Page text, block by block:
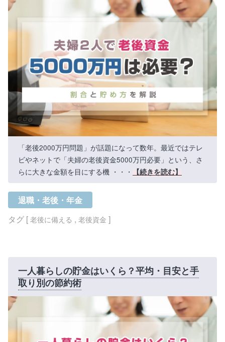
「老後2000万円問題」が話題になって数年。最近ではテレ
ビやネットで「夫婦の老後資金5000万円必要」という、さ
らに大きな金額を目にする機 ・・・
【続きを読む】
退職・老後・年金
タグ [ 老後に備える , 老後資金 ]
一人暮らしの貯金はいくら？平均・目安と手
取り別の節約術